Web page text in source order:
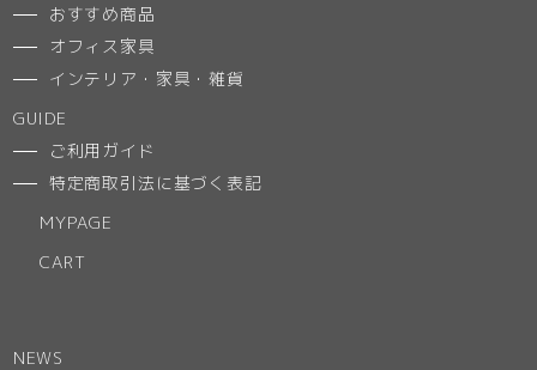
おすすめ商品
オフィス家具
インテリア・家具・雑貨
GUIDE
ご利用ガイド
特定商取引法に基づく表記
MYPAGE
CART
NEWS